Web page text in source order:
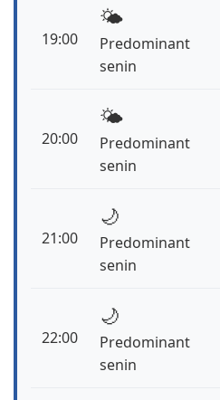
19:00
🌤️
Predominant
senin
20:00
🌤️
Predominant
senin
21:00
🌙
Predominant
senin
22:00
🌙
Predominant
senin